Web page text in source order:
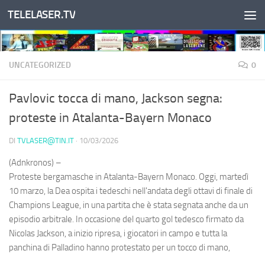
Salta al contenuto
TELELASER.TV
UNCATEGORIZED 0
Pavlovic tocca di mano, Jackson segna:
proteste in Atalanta-Bayern Monaco
DI TVLASER@TIN.IT · 10/03/2026
(Adnkronos) –
Proteste bergamasche in Atalanta-Bayern Monaco. Oggi, martedì
10 marzo, la Dea ospita i tedeschi nell'andata degli ottavi di finale di
Champions League, in una partita che è stata segnata anche da un
episodio arbitrale. In occasione del quarto gol tedesco firmato da
Nicolas Jackson, a inizio ripresa, i giocatori in campo e tutta la
panchina di Palladino hanno protestato per un tocco di mano,